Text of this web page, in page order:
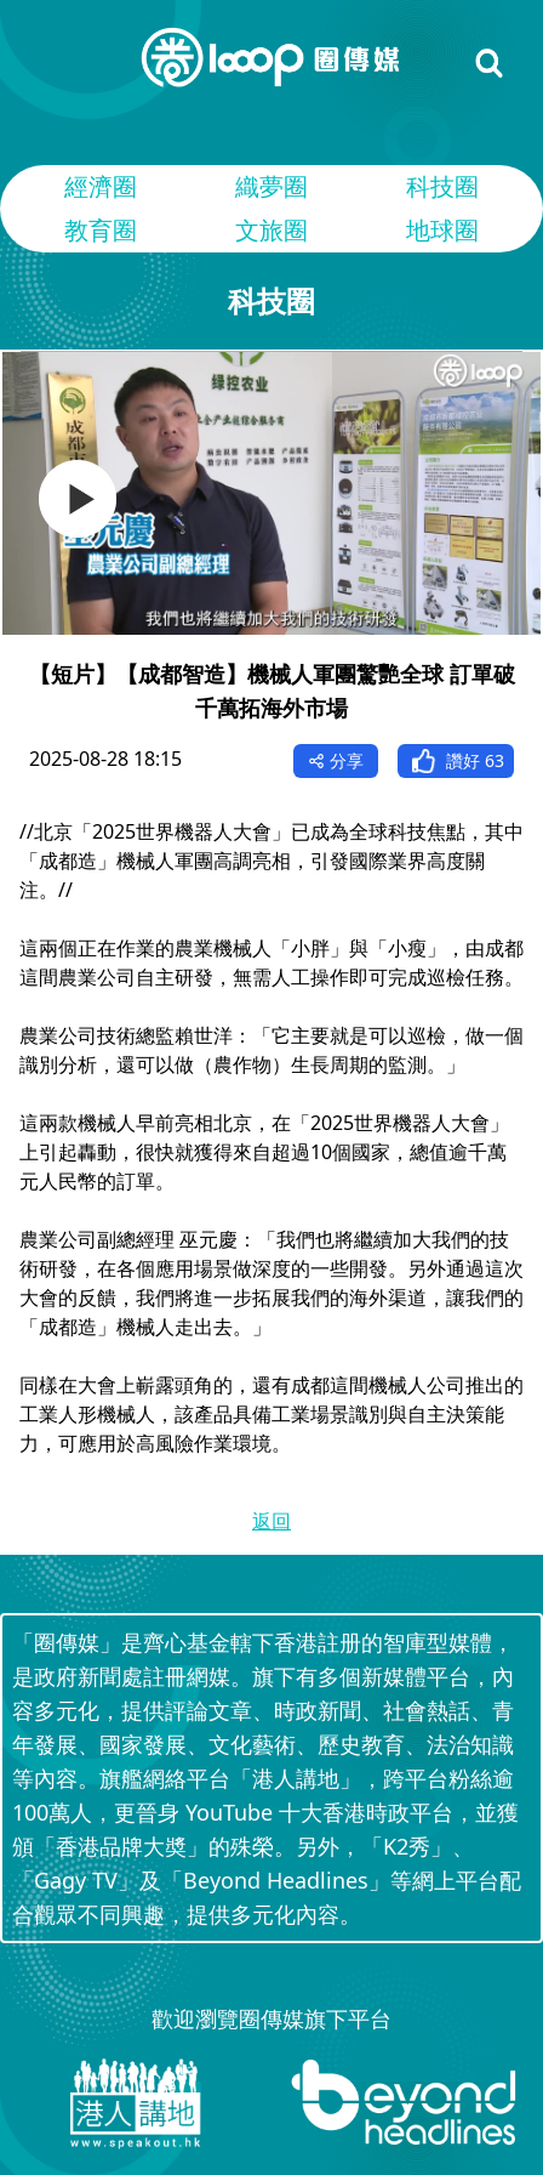
經濟圈 織夢圈
科技圈
教育圈
文旅圈 地球圈
科技圈
【短片】【成都智造】機械人軍團驚艷全球 訂單破
千萬拓海外市場
2025-08-28 18:15 分享 讚好 63
//北京「2025世界機器人大會」已成為全球科技焦點，其中
「成都造」機械人軍團高調亮相，引發國際業界高度關
注。//
這兩個正在作業的農業機械人「小胖」與「小瘦」，由成都
這間農業公司自主研發，無需人工操作即可完成巡檢任務。
農業公司技術總監賴世洋：「它主要就是可以巡檢，做一個
識別分析，還可以做（農作物）生長周期的監測。」
這兩款機械人早前亮相北京，在「2025世界機器人大會」
上引起轟動，很快就獲得來自超過10個國家，總值逾千萬
元人民幣的訂單。
農業公司副總經理 巫元慶：「我們也將繼續加大我們的技
術研發，在各個應用場景做深度的一些開發。另外通過這次
大會的反饋，我們將進一步拓展我們的海外渠道，讓我們的
「成都造」機械人走出去。」
同樣在大會上嶄露頭角的，還有成都這間機械人公司推出的
工業人形機械人，該產品具備工業場景識別與自主決策能
力，可應用於高風險作業環境。
返回
「圈傳媒」是齊心基金轄下香港註册的智庫型媒體，
是政府新聞處註冊網媒。旗下有多個新媒體平台，內
容多元化，提供評論文章、時政新聞、社會熱話、青
年發展、國家發展、文化藝術、歷史教育、法治知識
等內容。旗艦網絡平台「港人講地」，跨平台粉絲逾
100萬人，更晉身 YouTube 十大香港時政平台，並獲
頒「香港品牌大奬」的殊榮。另外，「K2秀」、
「Gagy TV」及「Beyond Headlines」等網上平台配
合觀眾不同興趣，提供多元化內容。
歡迎瀏覽圈傳媒旗下平台